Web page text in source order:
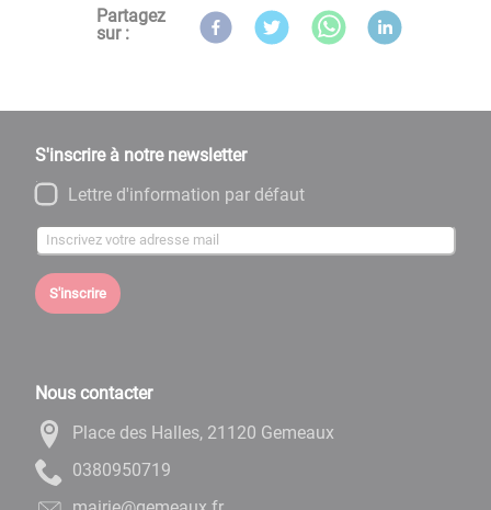
Partagez
sur :
S'inscrire à notre newsletter
Lettre d'information par défaut
S'inscrire
Nous contacter
Place des Halles, 21120 Gemeaux
9170590830